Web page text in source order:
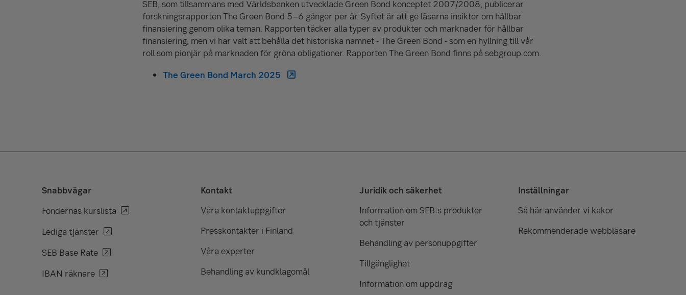
SEB, som tillsammans med Världsbanken utvecklade Green Bond konceptet 2007/2008, publicerar
forskningsrapporten The Green Bond 5–6 gånger per år. Syftet är att ge läsarna insikter om hållbar
finansiering genom olika teman. Rapporten täcker alla typer av produkter och marknader för hållbar
finansiering, men vi har valt att behålla det historiska namnet - The Green Bond - som en hyllning till vår
roll som pionjär på marknaden för gröna obligationer. Rapporten The Green Bond finns på sebgroup.com.
The Green Bond March 2025
Snabbvägar
Fondernas kurslista
Lediga tjänster
SEB Base Rate
IBAN räknare
Kontakt
Våra kontaktuppgifter
Presskontakter i Finland
Våra experter
Behandling av kundklagomål
Juridik och säkerhet
Information om SEB:s produkter
och tjänster
Behandling av personuppgifter
Tillgänglighet
Information om uppdrag
Inställningar
Så här använder vi kakor
Rekommenderade webbläsare